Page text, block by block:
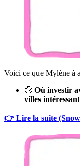
Voici ce que Mylène à
🤑 Où investir
villes
👉 Lire la suite